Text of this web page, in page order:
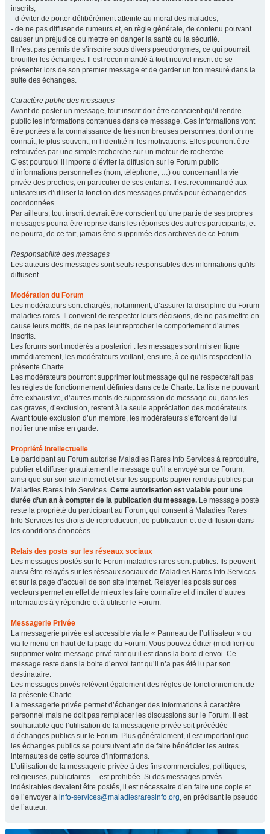
inscrits,
- d’éviter de porter délibérément atteinte au moral des malades,
- de ne pas diffuser de rumeurs et, en règle générale, de contenu pouvant
causer un préjudice ou mettre en danger la santé ou la sécurité.
Il n’est pas permis de s’inscrire sous divers pseudonymes, ce qui pourrait
brouiller les échanges. Il est recommandé à tout nouvel inscrit de se
présenter lors de son premier message et de garder un ton mesuré dans la
suite des échanges.
Caractère public des messages
Avant de poster un message, tout inscrit doit être conscient qu’il rendre
public les informations contenues dans ce message. Ces informations vont
être portées à la connaissance de très nombreuses personnes, dont on ne
connaît, le plus souvent, ni l’identité ni les motivations. Elles pourront être
retrouvées par une simple recherche sur un moteur de recherche.
C’est pourquoi il importe d’éviter la diffusion sur le Forum public
d’informations personnelles (nom, téléphone, …) ou concernant la vie
privée des proches, en particulier de ses enfants. Il est recommandé aux
utilisateurs d’utiliser la fonction des messages privés pour échanger des
coordonnées.
Par ailleurs, tout inscrit devrait être conscient qu’une partie de ses propres
messages pourra être reprise dans les réponses des autres participants, et
ne pourra, de ce fait, jamais être supprimée des archives de ce Forum.
Responsabilité des messages
Les auteurs des messages sont seuls responsables des informations qu'ils
diffusent.
Modération du Forum
Les modérateurs sont chargés, notamment, d’assurer la discipline du Forum
maladies rares. Il convient de respecter leurs décisions, de ne pas mettre en
cause leurs motifs, de ne pas leur reprocher le comportement d’autres
inscrits.
Les forums sont modérés a posteriori : les messages sont mis en ligne
immédiatement, les modérateurs veillant, ensuite, à ce qu'ils respectent la
présente Charte.
Les modérateurs pourront supprimer tout message qui ne respecterait pas
les règles de fonctionnement définies dans cette Charte. La liste ne pouvant
être exhaustive, d’autres motifs de suppression de message ou, dans les
cas graves, d’exclusion, restent à la seule appréciation des modérateurs.
Avant toute exclusion d’un membre, les modérateurs s’efforcent de lui
notifier une mise en garde.
Propriété intellectuelle
Le participant au Forum autorise Maladies Rares Info Services à reproduire,
publier et diffuser gratuitement le message qu’il a envoyé sur ce Forum,
ainsi que sur son site internet et sur les supports papier rendus publics par
Maladies Rares Info Services. Cette autorisation est valable pour une
durée d’un an à compter de la publication du message. Le message posté
reste la propriété du participant au Forum, qui consent à Maladies Rares
Info Services les droits de reproduction, de publication et de diffusion dans
les conditions énoncées.
Relais des posts sur les réseaux sociaux
Les messages postés sur le Forum maladies rares sont publics. Ils peuvent
aussi être relayés sur les réseaux sociaux de Maladies Rares Info Services
et sur la page d’accueil de son site internet. Relayer les posts sur ces
vecteurs permet en effet de mieux les faire connaître et d’inciter d’autres
internautes à y répondre et à utiliser le Forum.
Messagerie Privée
La messagerie privée est accessible via le « Panneau de l’utilisateur » ou
via le menu en haut de la page du Forum. Vous pouvez éditer (modifier) ou
supprimer votre message privé tant qu’il est dans la boite d’envoi. Ce
message reste dans la boite d’envoi tant qu’il n’a pas été lu par son
destinataire.
Les messages privés relèvent également des règles de fonctionnement de
la présente Charte.
La messagerie privée permet d’échanger des informations à caractère
personnel mais ne doit pas remplacer les discussions sur le Forum. Il est
souhaitable que l’utilisation de la messagerie privée soit précédée
d’échanges publics sur le Forum. Plus généralement, il est important que
les échanges publics se poursuivent afin de faire bénéficier les autres
internautes de cette source d’informations.
L’utilisation de la messagerie privée à des fins commerciales, politiques,
religieuses, publicitaires… est prohibée. Si des messages privés
indésirables devaient être postés, il est nécessaire d’en faire une copie et
de l’envoyer à info-services@maladiesraresinfo.org, en précisant le pseudo
de l’auteur.